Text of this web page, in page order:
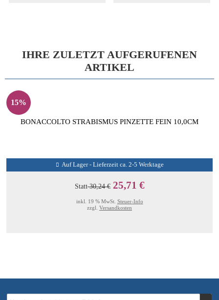
IHRE ZULETZT AUFGERUFENEN
ARTIKEL
15%
BONACCOLTO STRABISMUS PINZETTE FEIN 10,0CM
Auf Lager - Lieferzeit ca. 2-5 Werktage
Statt30,24 € 25,71 €
inkl. 19 % MwSt. Steuer-Info
zzgl. Versandkosten